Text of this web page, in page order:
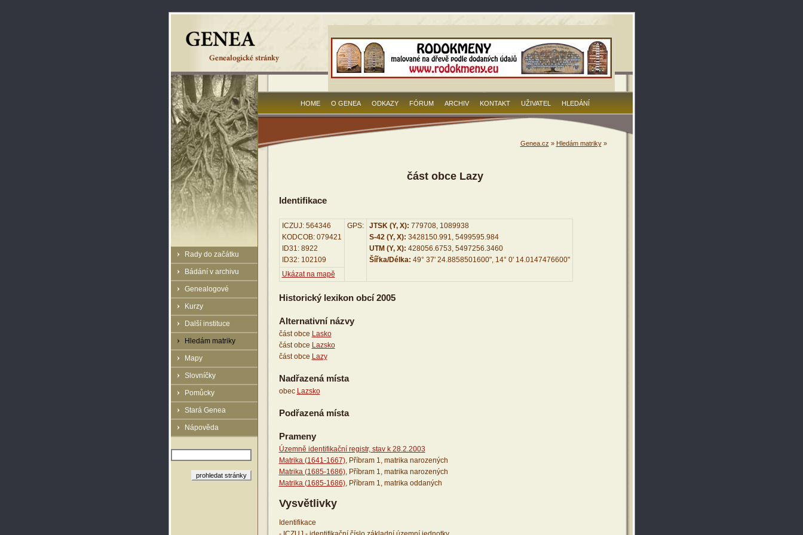
Rady do začátku
Bádání v archivu
Genealogové
Kurzy
Další instituce
Hledám matriky
Mapy
Slovníčky
Pomůcky
Stará Genea
Nápověda
HOME O GENEA ODKAZY FÓRUM ARCHIV KONTAKT UŽIVATEL HLEDÁNÍ
Genea.cz » Hledám matriky»
část obce Lazy
Identifikace
ICZUJ: 564346
KODCOB: 079421
ID31: 8922
ID32: 102109
GPS: JTSK (Y, X): 779708, 1089938
S-42 (Y, X): 3428150.991, 5499595.984
UTM (Y, X): 428056.6753, 5497256.3460
Šířka/Délka: 49° 37' 24.8858501600", 14° 0' 14.0147476600"
Ukázat na mapě
Historický lexikon obcí 2005
Alternativní názvy
část obce Lasko
část obce Lazsko
část obce Lazy
Nadřazená místa
obec Lazsko
Podřazená místa
Prameny
Územně identifikační registr, stav k 28.2.2003
Matrika (1641-1667), Příbram 1, matrika narozených
Matrika (1685-1686), Příbram 1, matrika narozených
Matrika (1685-1686), Příbram 1, matrika oddaných
Vysvětlivky
Identifikace